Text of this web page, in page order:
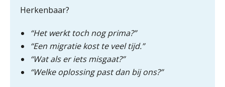
Herkenbaar?
“Het werkt toch nog prima?”
“Een migratie kost te veel tijd.”
“Wat als er iets misgaat?”
“Welke oplossing past dan bij ons?”
Van Mook: “Met Minox Focus wil ik
groeien naar twee keer zoveel
klanten.”